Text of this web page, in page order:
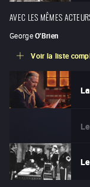
AVEC LES MÊMES
George O'Brien
Voir la liste